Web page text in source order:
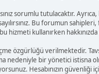
sorumlu tutulacaktır.
Bu forumun
kullanırken hakkınızda
özgürlüğü verilmektedir.
bir yönetici istisna
Hesabınızın güvenliği